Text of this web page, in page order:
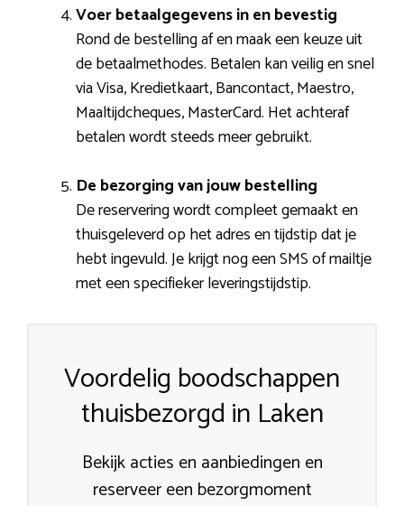
Voer betaalgegevens in en bevestig
Rond de bestelling af en maak een keuze uit
de betaalmethodes. Betalen kan veilig en snel
via Visa, Kredietkaart, Bancontact, Maestro,
Maaltijdcheques, MasterCard. Het achteraf
betalen wordt steeds meer gebruikt.
De bezorging van jouw bestelling
De reservering wordt compleet gemaakt en
thuisgeleverd op het adres en tijdstip dat je
hebt ingevuld. Je krijgt nog een SMS of mailtje
met een specifieker leveringstijdstip.
Voordelig boodschappen
thuisbezorgd in Laken
Bekijk acties en aanbiedingen en
reserveer een bezorgmoment